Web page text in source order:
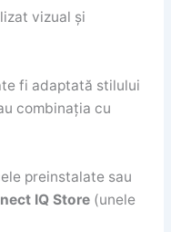
vizual și
fi adaptată stilului
combinația cu
preinstalate sau
IQ Store(unele